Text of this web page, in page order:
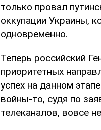
только провал
оккупации Украины,
одновременно.
Теперь российский
приоритетных
успех на данном
войны-то, судя по
телеканалов, вовсе